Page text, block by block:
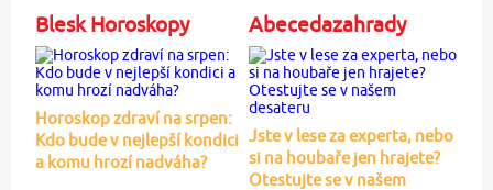
Blesk Horoskopy
Horoskop zdraví na srpen:
Kdo bude v nejlepší kondici
a komu hrozí nadváha?
Abecedazahrady
Jste v lese za experta, nebo
si na houbaře jen hrajete?
Otestujte se v našem